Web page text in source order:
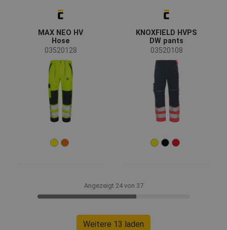
MAX NEO HV
Hose
03520128
KNOXFIELD HVPS
DW pants
03520108
Angezeigt 24 von 37
Weitere 13 laden